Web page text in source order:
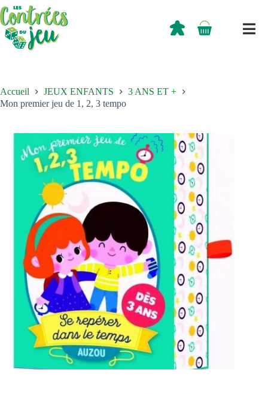
Passer
au
contenu
Panier
0,00
Accueil JEUX ENFANTS
3 ANS ET +
Mon premier jeu de 1, 2, 3 tempo